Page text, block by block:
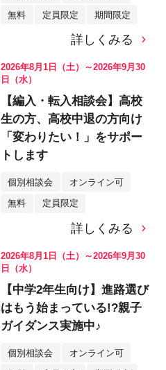
無料 定員限定 期間限定
詳しくみる
2026年8月1日（土）～2026年9月30
日（水）
【編入・転入相談会】高校
生の方、高校中退の方向け
「変わりたい！」をサポー
トします
個別相談会 オンライン可
無料 定員限定
詳しくみる
2026年8月1日（土）～2026年9月30
日（水）
【中学2年生向け】進路選び
はもう始まっている!?親子
ガイダンス実施中♪
個別相談会 オンライン可